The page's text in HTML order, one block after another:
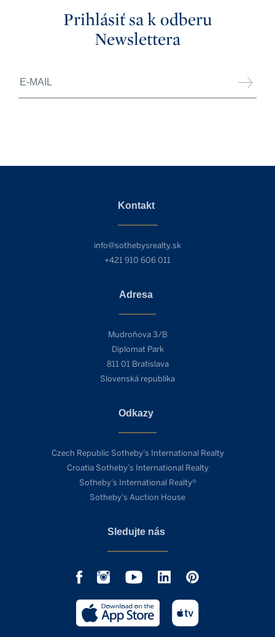
Prihlásiť sa k odberu
Newslettera
Kontakt
info@sothebysrealty.sk
+421 910 606 011
Adresa
Mudroňova 3/B
Diplomat Park
811 01 Bratislava
Slovenská republika
Odkazy
Czech Republic Sotheby’s International Realty
Croatia Sotheby’s International Realty
Sotheby’s International Realty®
Sotheby’s Auction House
Sledujte nás